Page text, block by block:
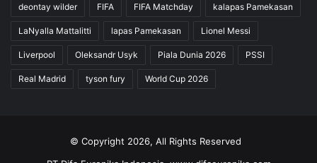
deontay wilder FIFA FIFA Matchday kalapas Pamekasan
LaNyalla Mattalitti lapas Pamekasan Lionel Messi
Liverpool Oleksandr Usyk Piala Dunia 2026 PSSI
Real Madrid tyson fury World Cup 2026
© Copyright 2026, All Rights Reserved